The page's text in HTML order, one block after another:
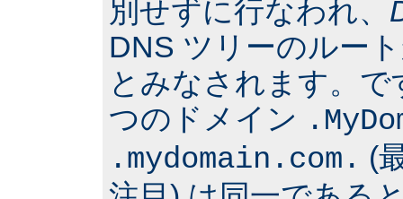
別せずに行なわれ、
DNS ツリーのルー
とみなされます。
つのドメイン
.mydomain.com. (